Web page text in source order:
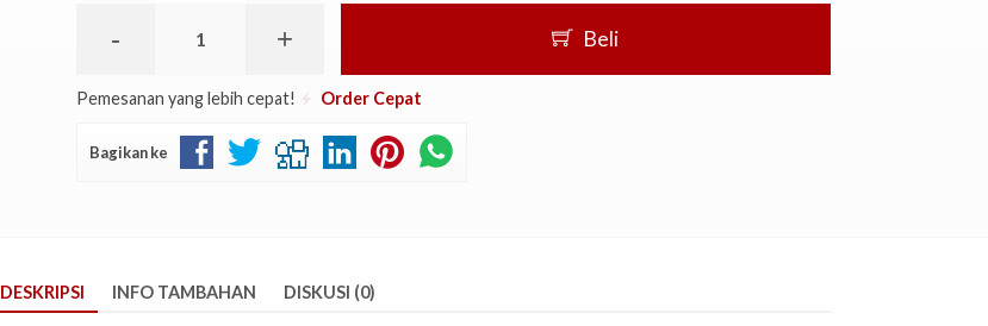
- + Beli
Pemesanan yang lebih cepat! Order Cepat
Bagikan ke
DESKRIPSI INFO TAMBAHAN DISKUSI (0)